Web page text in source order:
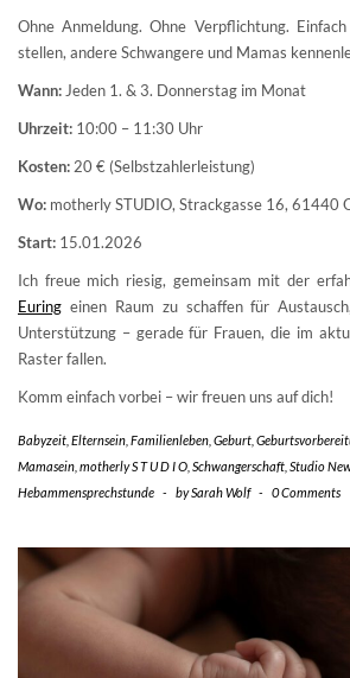
Ohne Anmeldung. Ohne Verpflichtung.
stellen, andere Schwangere und Mamas
Wann:Jeden 1. & 3. Donnerstag im Monat
Uhrzeit: 10:00 – 11:30 Uhr
Kosten:20 € (Selbstzahlerleistung)
Wo: motherly STUDIO, Strackgasse 16, 61440
Start: 15.01.2026
Ich freue mich riesig, gemeinsam mit der
Euring einen Raum zu schaffen für
Unterstützung – gerade für Frauen, die im
Raster fallen.
Komm einfach vorbei – wir freuen uns auf dich!
Babyzeit Elternsein Familienleben Geburt
Mamasein motherly S T U D I O Schwangerschaft Studio
Hebammensprechstunde - bySarah Wolf - 0 Comments